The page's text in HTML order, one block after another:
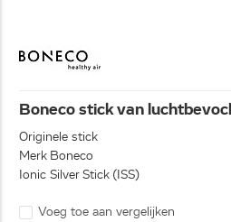
Boneco stick van
Originele stick
Merk Boneco
Ionic Silver Stick (ISS)
Voeg toe aan vergelijken